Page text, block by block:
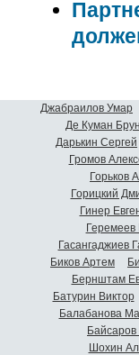
Джабраилов Умар
Де Куман
Дарькин Сергей
Громов
Горьков
Горицкий
Гинер
Геремеев
Гасангаджиев
Биков Артем
Бернштам
Батурин Виктор
Балабанова
Байсаров
Шохин